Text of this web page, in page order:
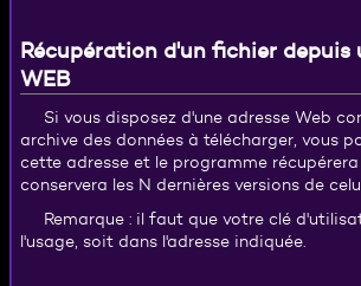
Récupération d'un fichier depuis
WEB
Si vous disposez d'une adresse Web
archive des données à télécharger, vous
cette adresse et le programme
conservera les N dernières versions de
Remarque : il faut que votre clé
l'usage, soit dans l'adresse indiquée.